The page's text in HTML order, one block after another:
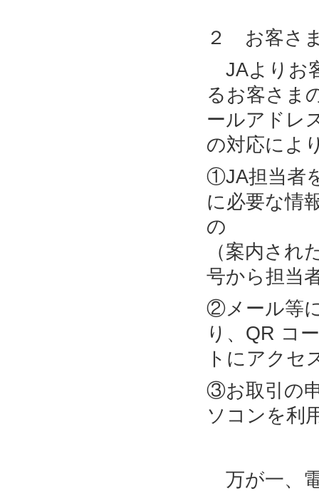
２ お客さ
JAよりお
るお客さま
ールアドレ
の対応によ
①JA担当者
に必要な情
の 部
（案内さ
号から担当
②メール等
り、QR コ
トにアクセ
③お取引の
ソコンを利
万が一、